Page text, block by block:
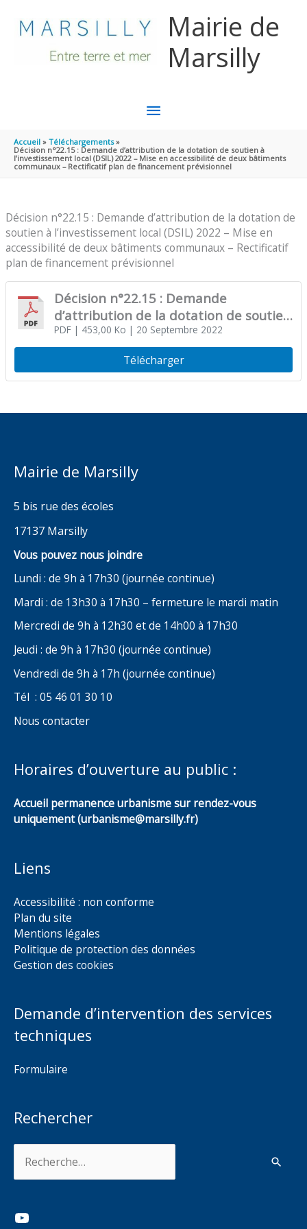
Mairie de
Marsilly
MENU
PRINCIPAL
Accueil
Téléchargements
Décision n°22.15 : Demande d’attribution de la dotation de soutien à
l’investissement local (DSIL) 2022 – Mise en accessibilité de deux bâtiments
communaux – Rectificatif plan de financement prévisionnel
Décision n°22.15 : Demande d’attribution de la dotation de
soutien à l’investissement local (DSIL) 2022 – Mise en
accessibilité de deux bâtiments communaux – Rectificatif
plan de financement prévisionnel
Décision n°22.15 : Demande
d’attribution de la dotation de soutien
à l’investissement local (DSIL) 2022 –
Mise en accessibilité de deux
bâtiments communaux – Rectificatif
plan de financement prévisionnel
PDF| 453,00 Ko | 20 Septembre 2022
Télécharger
Mairie de Marsilly
5 bis rue des écoles
17137 Marsilly
Vous pouvez nous joindre
Lundi : de 9h à 17h30 (journée continue)
Mardi : de 13h30 à 17h30 – fermeture le mardi matin
Mercredi de 9h à 12h30 et de 14h00 à 17h30
Jeudi : de 9h à 17h30 (journée continue)
Vendredi de 9h à 17h (journée continue)
Tél : 05 46 01 30 10
Nous contacter
Horaires d’ouverture au public :
Accueil permanence urbanisme sur rendez-vous
uniquement (urbanisme@marsilly.fr)
Liens
Accessibilité : non conforme
Plan du site
Mentions légales
Politique de protection des données
Gestion des cookies
Demande d’intervention des services
techniques
Formulaire
Rechercher
YouTube